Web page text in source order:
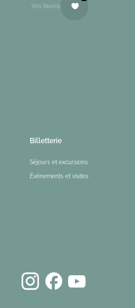
Vos favoris
Billetterie
Séjours et excursions
Événements et visites